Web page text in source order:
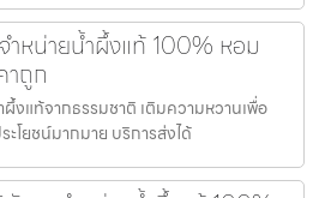
ำหน่ายน้ำผึ้งแท้ 100% หอม
าถูก
งแท้จากธรรมชาติ เติมความหวานเพื่อ
โยชน์มากมาย บริการส่งได้